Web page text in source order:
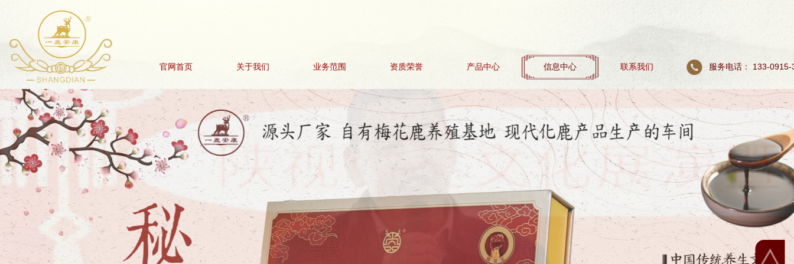
官网首页 关于我们 业务范围 资质荣誉 产品中心 信息中心 联系我们 服务电话： 133-0915-